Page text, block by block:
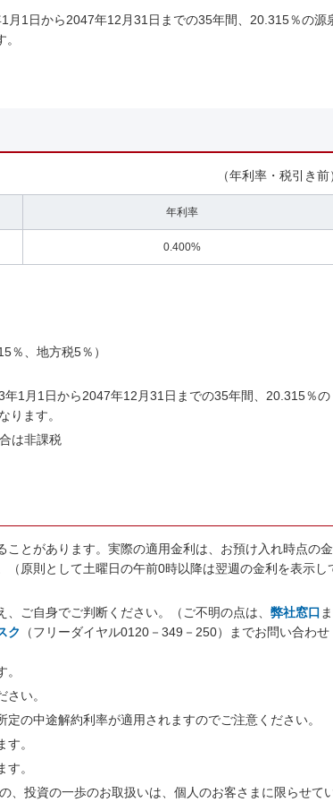
月1日から2047年12月31日までの35年間、20.315％の源
（年利率・税引き前
年利率
0.400%
％、地方税5％）
1月1日から2047年12月31日までの35年間、20.315％の
ります。
は非課税
ことがあります。実際の適用金利は、お預け入れ時点の金
原則として土曜日の午前0時以降は翌週の金利を表示し
、ご自身でご判断ください。（ご不明の点は、弊社窓口 ま
ク （フリーダイヤル0120－349－250）までお問い合わせ
い。
の中途解約利率が適用されますのでご注意ください。
。
。
、投資の一歩のお取扱いは、個人のお客さまに限らせて